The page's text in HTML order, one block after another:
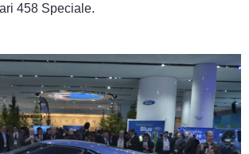
458 Speciale.